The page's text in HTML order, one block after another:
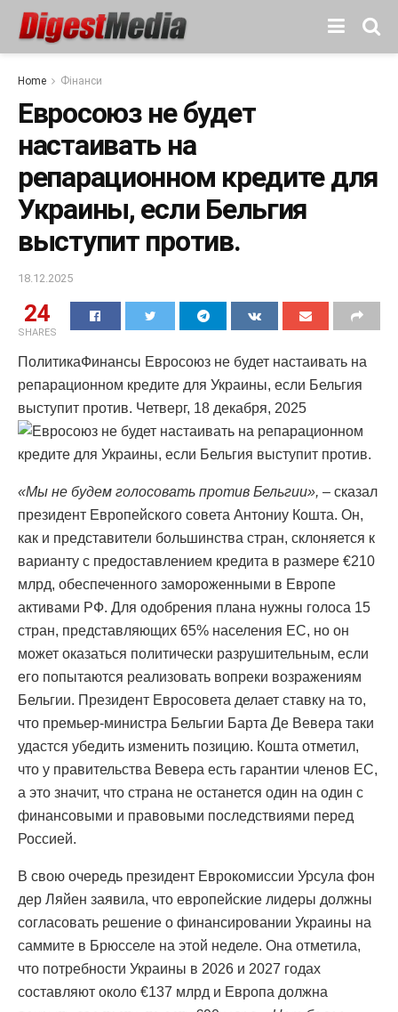
Home Фінанси
Евросоюз не будет
настаивать на
репарационном кредите для
Украины, если Бельгия
выступит против.
18.12.2025
24
SHARES
ПолитикаФинансы Евросоюз не будет настаивать на
репарационном кредите для Украины, если Бельгия
выступит против. Четверг, 18 декабря, 2025
«Мы не будем голосовать против Бельгии», – сказал
президент Европейского совета Антониу Кошта. Он,
как и представители большинства стран, склоняется к
варианту с предоставлением кредита в размере €210
млрд, обеспеченного замороженными в Европе
активами РФ. Для одобрения плана нужны голоса 15
стран, представляющих 65% населения ЕС, но он
может оказаться политически разрушительным, если
его попытаются реализовать вопреки возражениям
Бельгии. Президент Евросовета делает ставку на то,
что премьер-министра Бельгии Барта Де Вевера таки
удастся убедить изменить позицию. Кошта отметил,
что у правительства Вевера есть гарантии членов ЕС,
а это значит, что страна не останется один на один с
финансовыми и правовыми последствиями перед
Россией.
В свою очередь президент Еврокомиссии Урсула фон
дер Ляйен заявила, что европейские лидеры должны
согласовать решение о финансировании Украины на
саммите в Брюсселе на этой неделе. Она отметила,
что потребности Украины в 2026 и 2027 годах
составляют около €137 млрд и Европа должна